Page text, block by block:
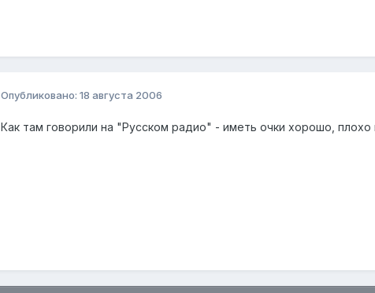
Опубликовано: 18 августа 2006
Как там говорили на "Русском радио" - иметь очки хорошо,